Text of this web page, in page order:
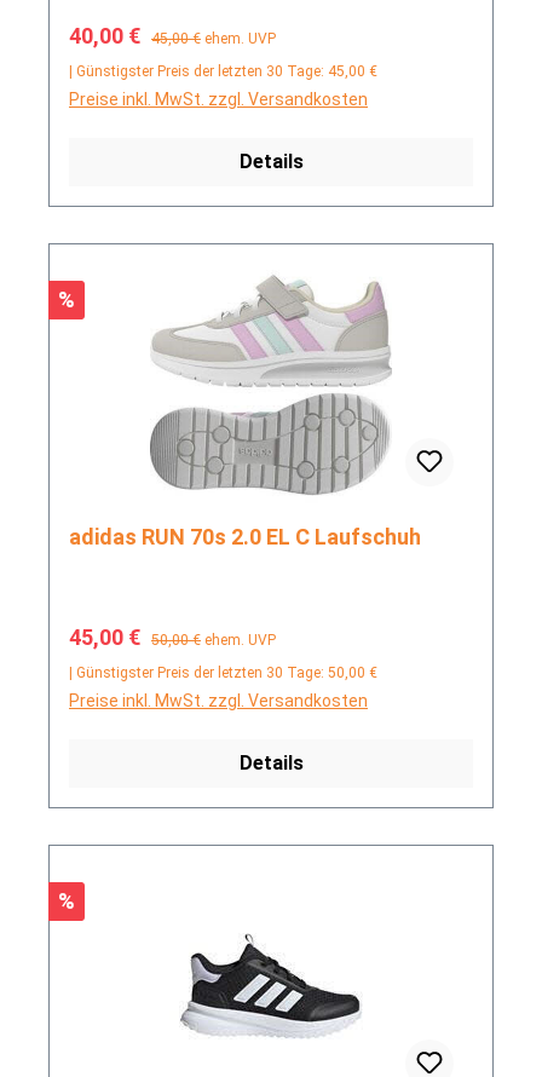
Verkaufspreis:
40,00 € Regulärer Preis:
45,00 € ehem. UVP
| Günstigster Preis der letzten 30 Tage: 45,00 €
Preise inkl. MwSt. zzgl. Versandkosten
Details
Rabatt
%
adidas RUN 70s 2.0 EL C Laufschuh
Verkaufspreis:
45,00 € Regulärer Preis:
50,00 € ehem. UVP
| Günstigster Preis der letzten 30 Tage: 50,00 €
Preise inkl. MwSt. zzgl. Versandkosten
Details
Rabatt
%